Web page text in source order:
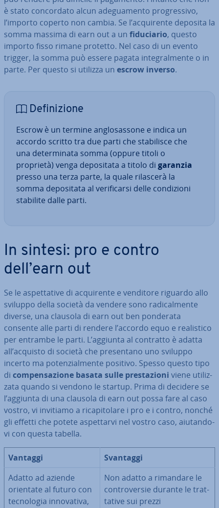
è stato con­cor­da­to alcun ade­gua­men­to pro­gres­si­vo,
l’importo coperto non cambia. Se l’ac­qui­ren­te deposita la
somma massima di earn out a un fi­du­cia­rio, questo
importo fisso rimane protetto. Nel caso di un evento
trigger, la somma può essere pagata in­te­gral­men­te o in
parte. Per questo si utilizza un escrow inverso.
De­fi­ni­zio­ne
Escrow è un termine an­glo­sas­so­ne e indica un
accordo scritto tra due parti che sta­bi­li­sce che
una de­ter­mi­na­ta somma (oppure titoli o
proprietà) venga de­po­si­ta­ta a titolo di garanzia
presso una terza parte, la quale rilascerà la
somma de­po­si­ta­ta al ve­ri­fi­car­si delle con­di­zio­ni
stabilite dalle parti.
In sintesi: pro e contro
dell’earn out
Se le aspet­ta­ti­ve di ac­qui­ren­te e venditore riguardo allo
sviluppo della società da vendere sono ra­di­cal­men­te
diverse, una clausola di earn out ben ponderata
consente alle parti di rendere l’accordo equo e rea­li­sti­co
per entrambe le parti. L’aggiunta al contratto è adatta
all’acquisto di società che pre­sen­ta­no uno sviluppo
incerto ma po­ten­zial­men­te positivo. Spesso questo tipo
di com­pen­sa­zio­ne basata sulle pre­sta­zio­ni viene uti­liz­
za­ta quando si vendono le startup. Prima di decidere se
l’aggiunta di una clausola di earn out possa fare al caso
vostro, vi invitiamo a ri­ca­pi­to­la­re i pro e i contro, nonché
gli effetti che potete aspet­tar­vi nel vostro caso, aiu­tan­do­
vi con questa tabella.
Vantaggi
Svantaggi
Adatto ad aziende
orientate al futuro con
tec­no­lo­gia in­no­va­ti­va,
Non adatto a rimandare le
con­tro­ver­sie durante le trat­
ta­ti­ve sui prezzi